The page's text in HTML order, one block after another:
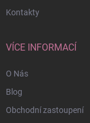
Kontakty
VÍCE INFORMACÍ
O Nás
Blog
Obchodní zastoupení